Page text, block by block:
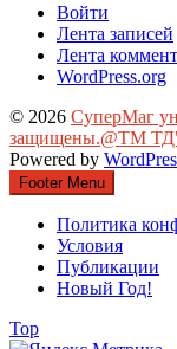
Войти
Лента записей
Лента
WordPress.org
© 2026 СуперМаг
защищены.@ТМ
Powered by
Footer Menu
Политика
Условия
Публикации
Новый Год!
Top